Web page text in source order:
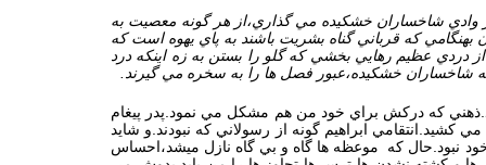
وادي شاخساران خشكيده مي گذاري،از هر گونه معصيت به
بهنگامي كه قرباني گناه بشريت باشند به پاي يهوه است كه
دردي عظيم رهايي بخشي كه گلو را بستن به زه اينكه درد
كه شاخساران خشكيده،عبور فصل ها را به سخره مي گيرند.
كه دركش براي خود من هم مشكل مي نمود.پدر پيغام
ابراهيم گونه از رسولاني كه نبودند.و شايد
نبود.حال كه موعظه ها گاه و بي گاه نازل ميشد،احساس